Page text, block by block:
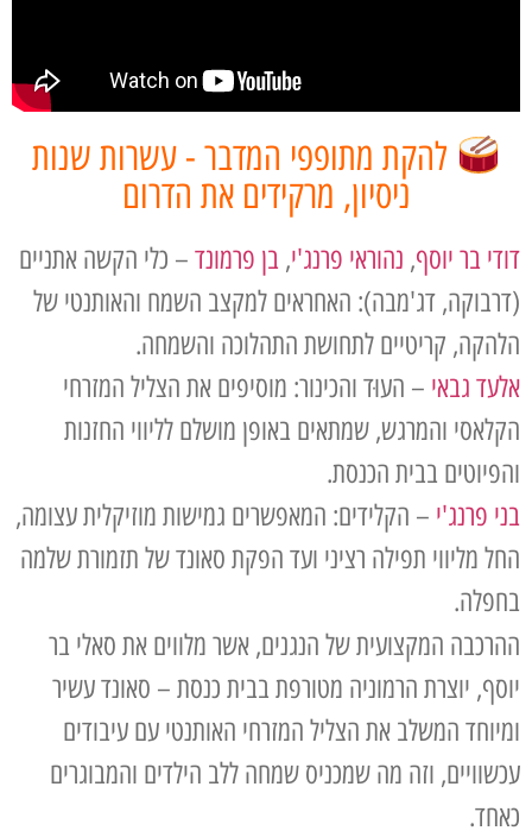
להקת מתופפי המדבר - עשרות שנות
ניסיון, מרקידים את הדרום
דודי בר יוסף, נהוראי פרנג'י, בן פרמונד – כלי הקשה אתניים
(דרבוקה, דג'מבה): האחראים למקצב השמח והאותנטי של
הלהקה, קריטיים לתחושת התהלוכה והשמחה.
אלעד גבאי – העוּד והכינור: מוסיפים את הצליל המזרחי
הקלאסי והמרגש, שמתאים באופן מושלם לליווי החזנות
והפיוטים בבית הכנסת.
בני פרנג'י – הקלידים: המאפשרים גמישות מוזיקלית עצומה,
החל מליווי תפילה רציני ועד הפקת סאונד של תזמורת שלמה
בחפלה.
ההרכבה המקצועית של הנגנים, אשר מלווים את סאלי בר
יוסף, יוצרת הרמוניה מטורפת בבית כנסת – סאונד עשיר
ומיוחד המשלב את הצליל המזרחי האותנטי עם עיבודים
עכשוויים, וזה מה שמכניס שמחה ללב הילדים והמבוגרים
כאחד.